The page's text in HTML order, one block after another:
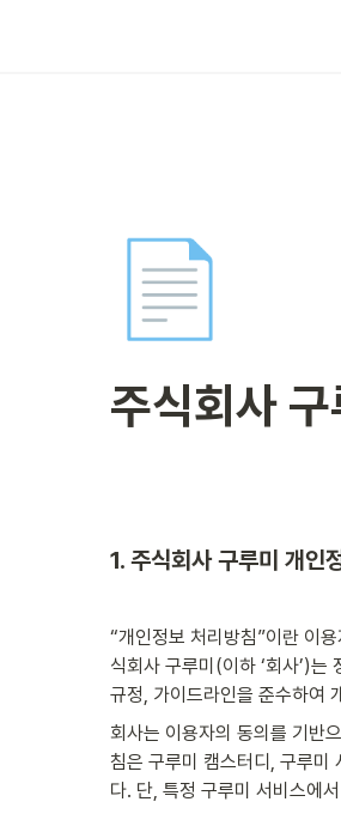
📄
주식회사
1. 주식회사 구루미 개인
“개인정보 처리방침”이란 이
식회사 구루미(이하 ‘회사’)
규정, 가이드라인을 준수하여
회사는 이용자의 동의를 기반
침은 구루미 캠스터디, 구루미
다. 단, 특정 구루미 서비스에